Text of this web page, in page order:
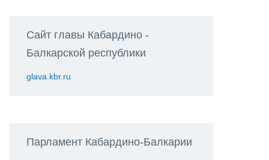
Сайт главы Кабардино -
Балкарской республики
glava.kbr.ru
Парламент Кабардино-Балкарии